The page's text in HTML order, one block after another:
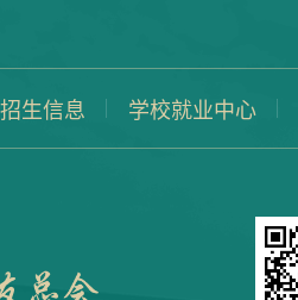
生信息 学校就业中心